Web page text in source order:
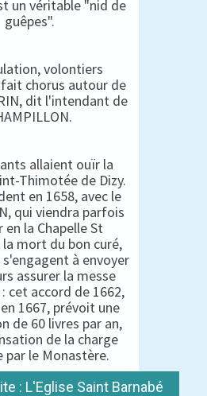
un véritable "nid de
guêpes".
volontiers
chorus autour de
dit l'intendant de
allaient ouïr la
Thimotée de Dizy.
en 1658, avec le
qui viendra parfois
en la Chapelle St
la mort du bon curé,
à envoyer
assurer la messe
cet accord de 1662,
1667, prévoit une
de 60 livres par an,
de la charge
par le Monastère.
: L'Eglise Saint Barnabé